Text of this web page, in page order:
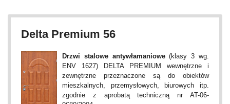
Delta Premium 56
Drzwi stalowe antywłamaniowe(klasy 3 wg.
ENV 1627) DELTA PREMIUM wewnętrzne i
zewnętrzne przeznaczone są do obiektów
mieszkalnych, przemysłowych, biurowych itp.
zgodnie z aprobatą techniczną nr AT-06-